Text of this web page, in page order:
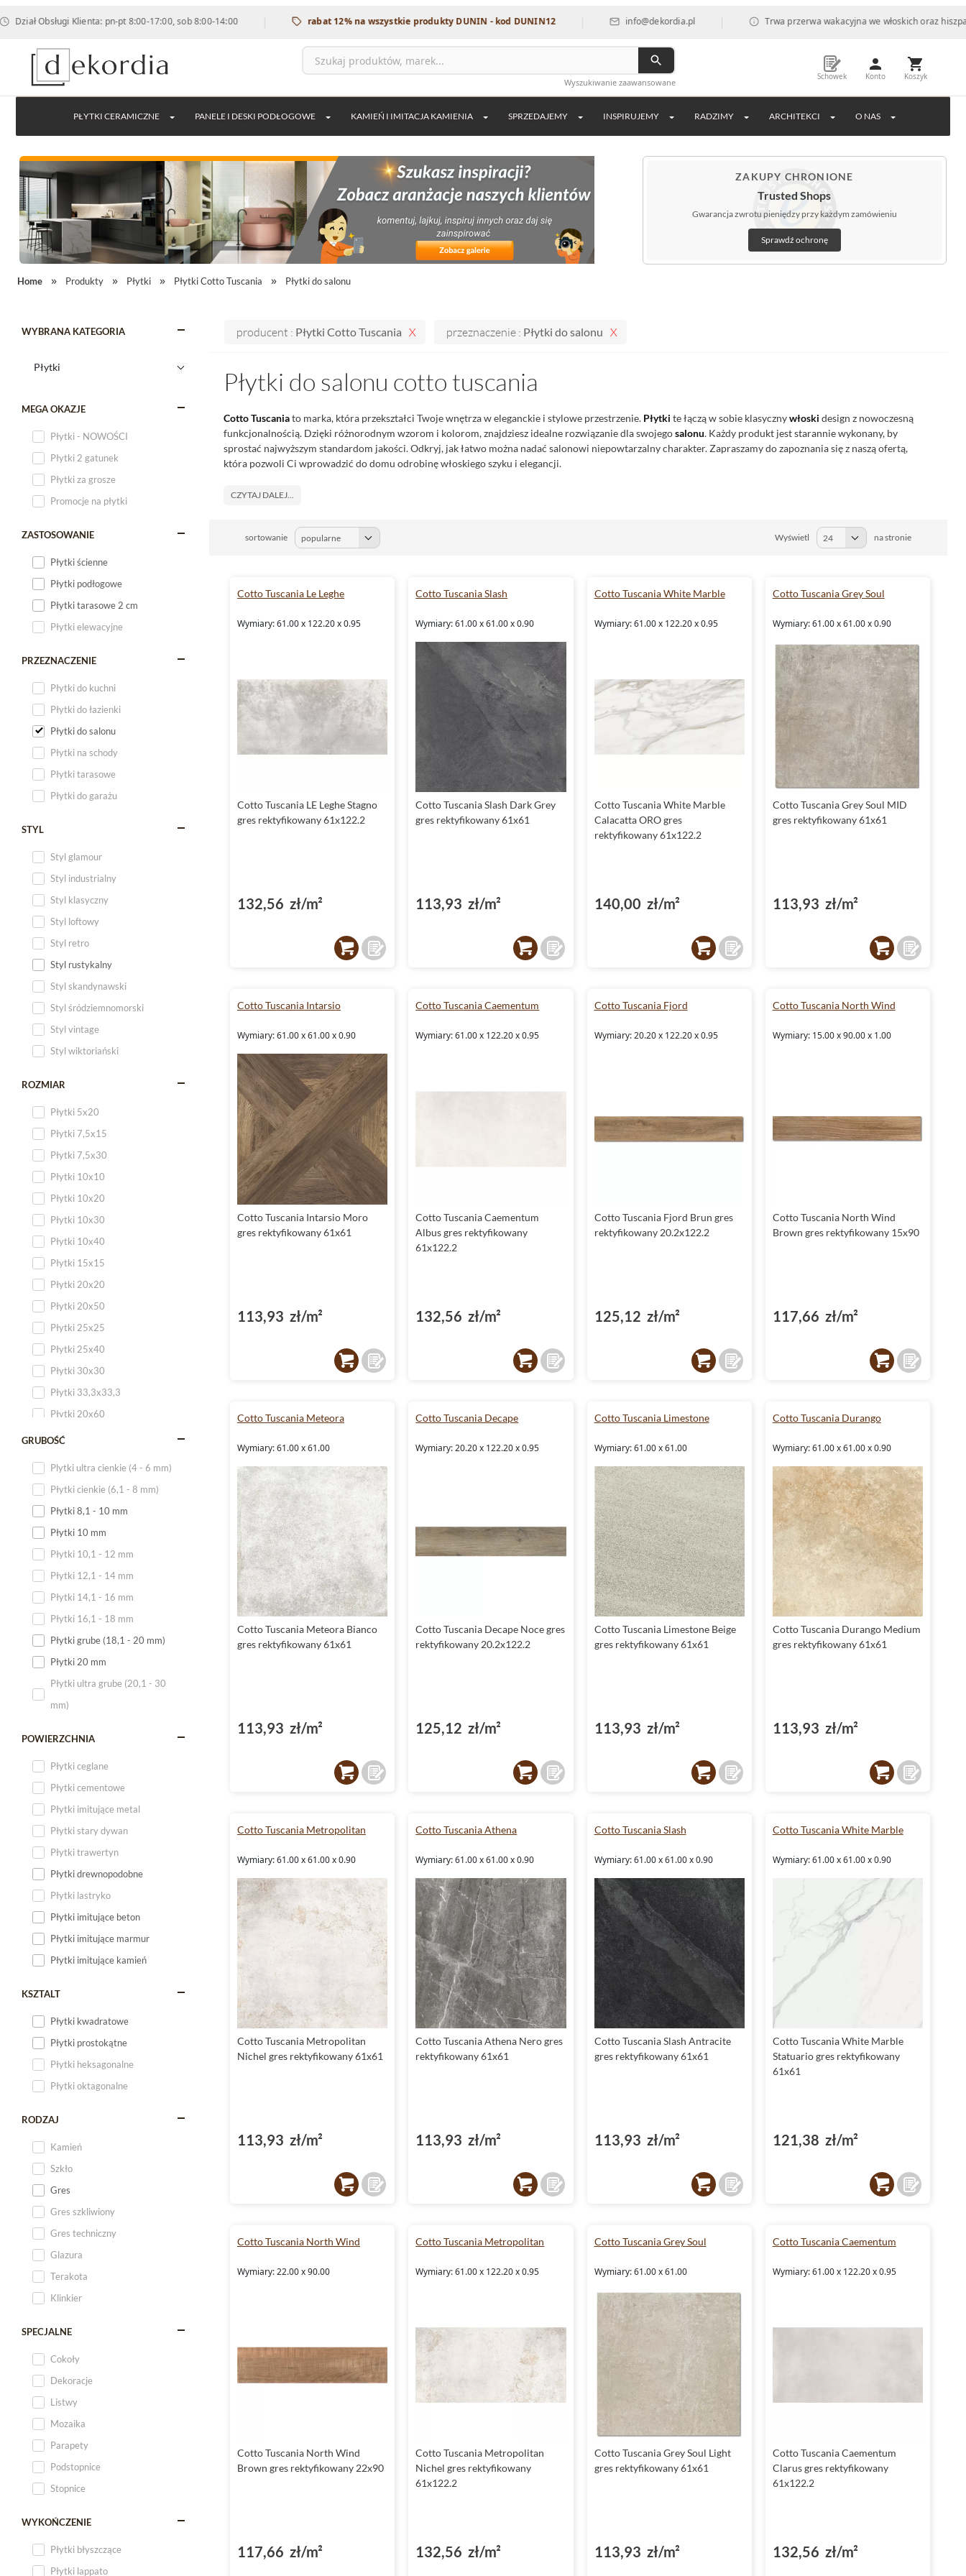
Klienta: pn-pt 8:00-17:00, sob 8:00-14:00 | rabat 12% na wszystkie produkty DUNIN - kod DUNIN12 | info@dekordia.pl | Trwa przerwa wakacyjna we włoskich oraz hiszpańskich
Wyszukiwanie zaawansowane
Schowek Konto Koszyk
PŁYTKI CERAMICZNE PANELE I DESKI PODŁOGOWE KAMIEŃ I IMITACJA KAMIENIA SPRZEDAJEMY INSPIRUJEMY RADZIMY ARCHITEKCI O NAS
ZAKUPY CHRONIONE
Trusted Shops
Gwarancja zwrotu pieniędzy przy każdym zamówieniu
Sprawdź ochronę
Home Produkty Płytki Płytki Cotto Tuscania Płytki do salonu
WYBRANA KATEGORIA
MEGA OKAZJE
Płytki - NOWOŚCI
Płytki 2 gatunek
Płytki za grosze
Promocje na płytki
ZASTOSOWANIE
Płytki ścienne
Płytki podłogowe
Płytki tarasowe 2 cm
Płytki elewacyjne
PRZEZNACZENIE
Płytki do kuchni
Płytki do łazienki
Płytki do salonu
Płytki na schody
Płytki tarasowe
Płytki do garażu
STYL
Styl glamour
Styl industrialny
Styl klasyczny
Styl loftowy
Styl retro
Styl rustykalny
Styl skandynawski
Styl śródziemnomorski
Styl vintage
Styl wiktoriański
ROZMIAR
Płytki 5x20
Płytki 7,5x15
Płytki 7,5x30
Płytki 10x10
Płytki 10x20
Płytki 10x30
Płytki 10x40
Płytki 15x15
Płytki 20x20
Płytki 20x50
Płytki 25x25
Płytki 25x40
Płytki 30x30
Płytki 33,3x33,3
Płytki 20x60
Płytki 20x120
Płytki małe
GRUBOŚĆ
Plytki ultra cienkie (4 - 6 mm)
Płytki cienkie (6,1 - 8 mm)
Płytki 8,1 - 10 mm
Płytki 10 mm
Płytki 10,1 - 12 mm
Płytki 12,1 - 14 mm
Płytki 14,1 - 16 mm
Płytki 16,1 - 18 mm
Płytki grube (18,1 - 20 mm)
Płytki 20 mm
Płytki ultra grube (20,1 - 30
mm)
POWIERZCHNIA
Płytki ceglane
Płytki cementowe
Płytki imitujące metal
Płytki stary dywan
Płytki trawertyn
Płytki drewnopodobne
Płytki lastryko
Płytki imitujące beton
Płytki imitujące marmur
Płytki imitujące kamień
KSZTALT
Płytki kwadratowe
Płytki prostokątne
Płytki heksagonalne
Płytki oktagonalne
RODZAJ
Kamień
Szkło
Gres
Gres szkliwiony
Gres techniczny
Glazura
Terakota
Klinkier
SPECJALNE
Cokoły
Dekoracje
Listwy
Mozaika
Parapety
Podstopnice
Stopnice
WYKOŃCZENIE
Płytki błyszczące
Płytki lappato
producent : Płytki Cotto Tuscania przeznaczenie : Płytki do salonu
Płytki do salonu cotto tuscania
Cotto Tuscaniato marka, która przekształci Twoje wnętrza w eleganckie i stylowe przestrzenie. Płytki te łączą w sobie klasycznywłoski design z nowoczesną
funkcjonalnością. Dzięki różnorodnym wzorom i kolorom, znajdziesz idealne rozwiązanie dla swojegosalonu. Każdy produkt jest starannie wykonany, by
sprostać najwyższym standardom jakości. Odkryj, jak łatwo można nadać salonowi niepowtarzalny charakter. Zapraszamy do zapoznania się z naszą ofertą,
która pozwoli Ci wprowadzić do domu odrobinę włoskiego szyku i elegancji.
CZYTAJ DALEJ...
sortowanie Wyświetl na stronie
Cotto Tuscania Le Leghe
Wymiary: 61.00 x 122.20 x 0.95
Cotto Tuscania LE Leghe Stagno
gres rektyfikowany 61x122.2
132,56 zł/m²
Cotto Tuscania Slash
Wymiary: 61.00 x 61.00 x 0.90
Cotto Tuscania Slash Dark Grey
gres rektyfikowany 61x61
113,93 zł/m²
Cotto Tuscania White Marble
Wymiary: 61.00 x 122.20 x 0.95
Cotto Tuscania White Marble
Calacatta ORO gres
rektyfikowany 61x122.2
140,00 zł/m²
Cotto Tuscania Grey Soul
Wymiary: 61.00 x 61.00 x 0.90
Cotto Tuscania Grey Soul MID
gres rektyfikowany 61x61
113,93 zł/m²
Cotto Tuscania Intarsio
Wymiary: 61.00 x 61.00 x 0.90
Cotto Tuscania Intarsio Moro
gres rektyfikowany 61x61
113,93 zł/m²
Cotto Tuscania Caementum
Wymiary: 61.00 x 122.20 x 0.95
Cotto Tuscania Caementum
Albus gres rektyfikowany
61x122.2
132,56 zł/m²
Cotto Tuscania Fjord
Wymiary: 20.20 x 122.20 x 0.95
Cotto Tuscania Fjord Brun gres
rektyfikowany 20.2x122.2
125,12 zł/m²
Cotto Tuscania North Wind
Wymiary: 15.00 x 90.00 x 1.00
Cotto Tuscania North Wind
Brown gres rektyfikowany 15x90
117,66 zł/m²
Cotto Tuscania Meteora
Wymiary: 61.00 x 61.00
Cotto Tuscania Meteora Bianco
gres rektyfikowany 61x61
113,93 zł/m²
Cotto Tuscania Decape
Wymiary: 20.20 x 122.20 x 0.95
Cotto Tuscania Decape Noce gres
rektyfikowany 20.2x122.2
125,12 zł/m²
Cotto Tuscania Limestone
Wymiary: 61.00 x 61.00
Cotto Tuscania Limestone Beige
gres rektyfikowany 61x61
113,93 zł/m²
Cotto Tuscania Durango
Wymiary: 61.00 x 61.00 x 0.90
Cotto Tuscania Durango Medium
gres rektyfikowany 61x61
113,93 zł/m²
Cotto Tuscania Metropolitan
Wymiary: 61.00 x 61.00 x 0.90
Cotto Tuscania Metropolitan
Nichel gres rektyfikowany 61x61
113,93 zł/m²
Cotto Tuscania Athena
Wymiary: 61.00 x 61.00 x 0.90
Cotto Tuscania Athena Nero gres
rektyfikowany 61x61
113,93 zł/m²
Cotto Tuscania Slash
Wymiary: 61.00 x 61.00 x 0.90
Cotto Tuscania Slash Antracite
gres rektyfikowany 61x61
113,93 zł/m²
Cotto Tuscania White Marble
Wymiary: 61.00 x 61.00 x 0.90
Cotto Tuscania White Marble
Statuario gres rektyfikowany
61x61
121,38 zł/m²
Cotto Tuscania North Wind
Wymiary: 22.00 x 90.00
Cotto Tuscania North Wind
Brown gres rektyfikowany 22x90
117,66 zł/m²
Cotto Tuscania Metropolitan
Wymiary: 61.00 x 122.20 x 0.95
Cotto Tuscania Metropolitan
Nichel gres rektyfikowany
61x122.2
132,56 zł/m²
Cotto Tuscania Grey Soul
Wymiary: 61.00 x 61.00
Cotto Tuscania Grey Soul Light
gres rektyfikowany 61x61
113,93 zł/m²
Cotto Tuscania Caementum
Wymiary: 61.00 x 122.20 x 0.95
Cotto Tuscania Caementum
Clarus gres rektyfikowany
61x122.2
132,56 zł/m²